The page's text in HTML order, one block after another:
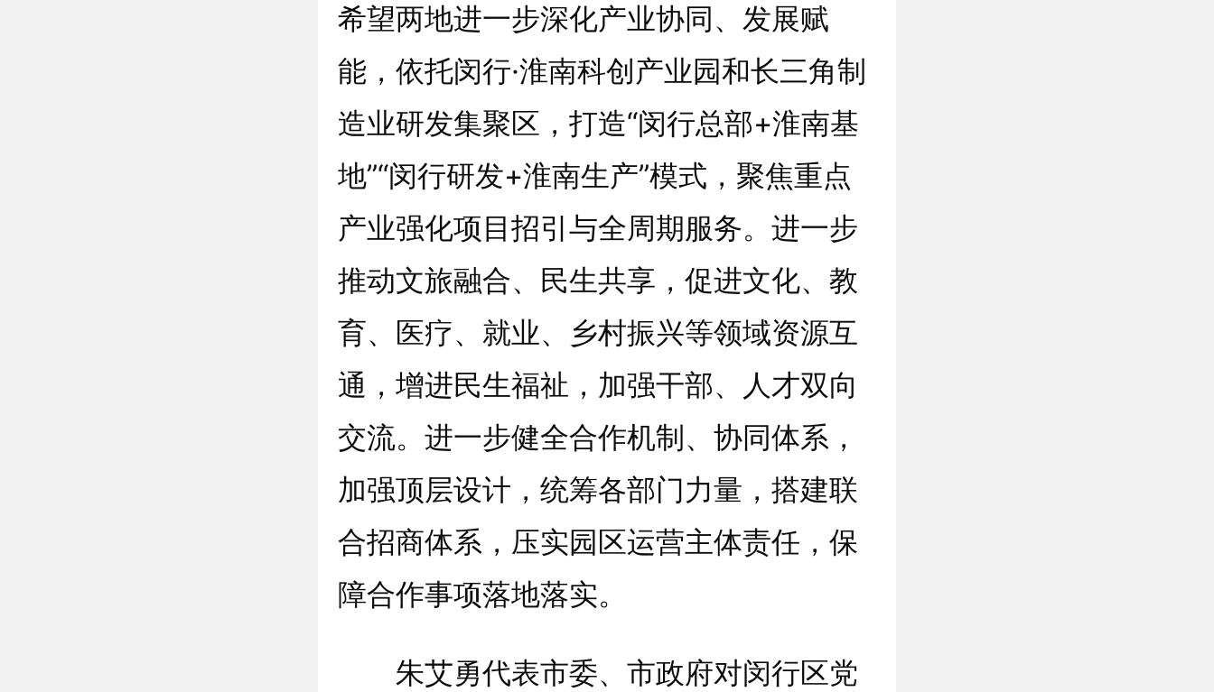
希望两地进一步深化产业协同、发展赋
能，依托闵行·淮南科创产业园和长三角制
造业研发集聚区，打造“闵行总部+淮南基
地”“闵行研发+淮南生产”模式，聚焦重点
产业强化项目招引与全周期服务。进一步
推动文旅融合、民生共享，促进文化、教
育、医疗、就业、乡村振兴等领域资源互
通，增进民生福祉，加强干部、人才双向
交流。进一步健全合作机制、协同体系，
加强顶层设计，统筹各部门力量，搭建联
合招商体系，压实园区运营主体责任，保
障合作事项落地落实。
朱艾勇代表市委、市政府对闵行区党